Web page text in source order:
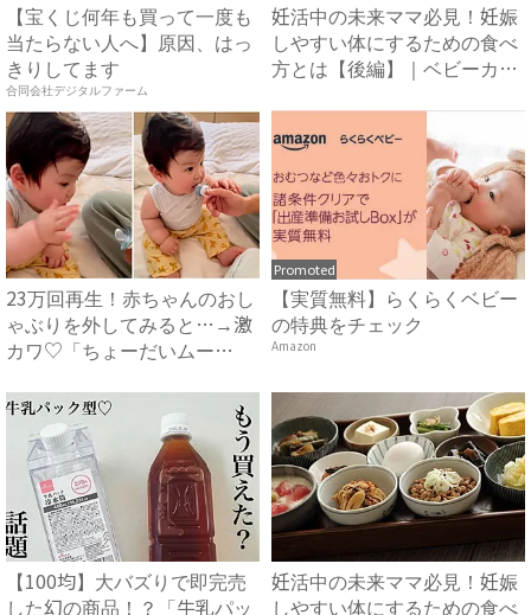
【宝くじ何年も買って一度も
当たらない人へ】原因、はっ
きりしてます
合同会社デジタルファーム
妊活中の未来ママ必見！妊娠
しやすい体にするための食べ
方とは【後編】｜ベビーカレ
23万回再生！赤ちゃんのおし
ゃぶりを外してみると…→激
カワ♡「ちょーだいムー
Promoted
【実質無料】らくらくベビー
の特典をチェック
Amazon
【100均】大バズりで即完売
した幻の商品！？「牛乳パッ
妊活中の未来ママ必見！妊娠
しやすい体にするための食べ